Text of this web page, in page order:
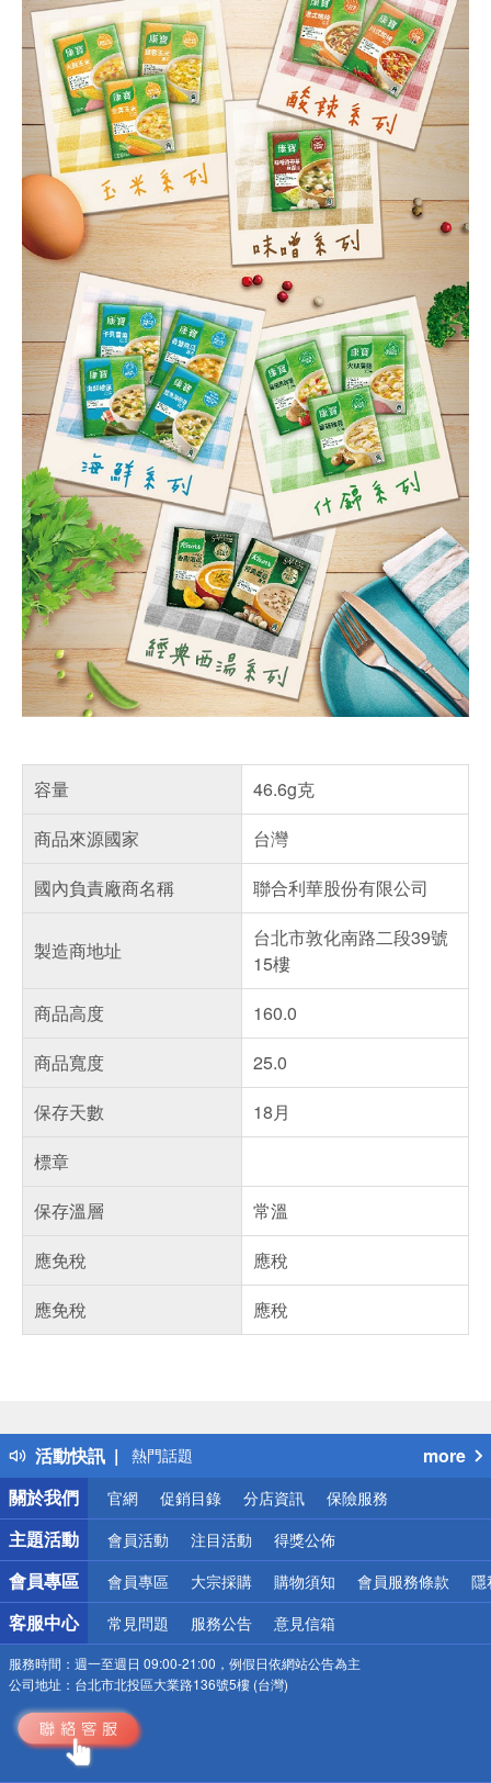
容量
46.6g克
商品來源國家
台灣
國內負責廠商名稱
聯合利華股份有限公司
製造商地址
台北市敦化南路二段39號
15樓
商品高度
160.0
商品寬度
25.0
保存天數
18月
標章
保存溫層
常溫
應免稅
應稅
應免稅
應稅
活動快訊
得獎公告
熱門話題
銀行優惠
偏遠地區配送
詐騙網頁！請小心！
more
關於我們
官網 促銷目錄 分店資訊 保險服務
主題活動 會員活動 注目活動 得獎公佈
會員專區 會員專區 大宗採購 購物須知 會員服務條款 隱
客服中心 常見問題 服務公告 意見信箱
服務時間： 週一至週日 09:00-21:00，例假日依網站公告為主
公司地址： 台北市北投區大業路136號5樓 (台灣)